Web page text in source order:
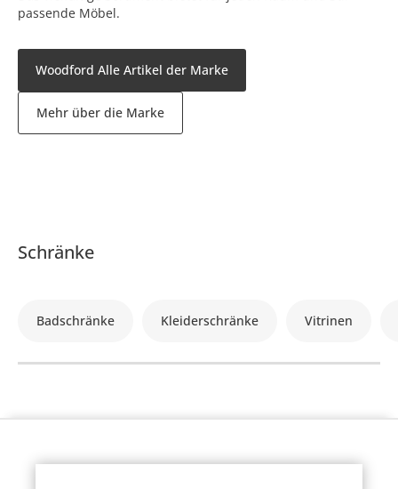
passende Möbel.
Woodford Alle Artikel der Marke
Mehr über die Marke
Schränke
Badschränke Kleiderschränke Vitrinen